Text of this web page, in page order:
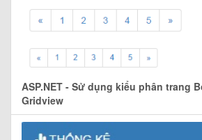
ASP.NET - Sử dụng kiểu phân trang
Gridview